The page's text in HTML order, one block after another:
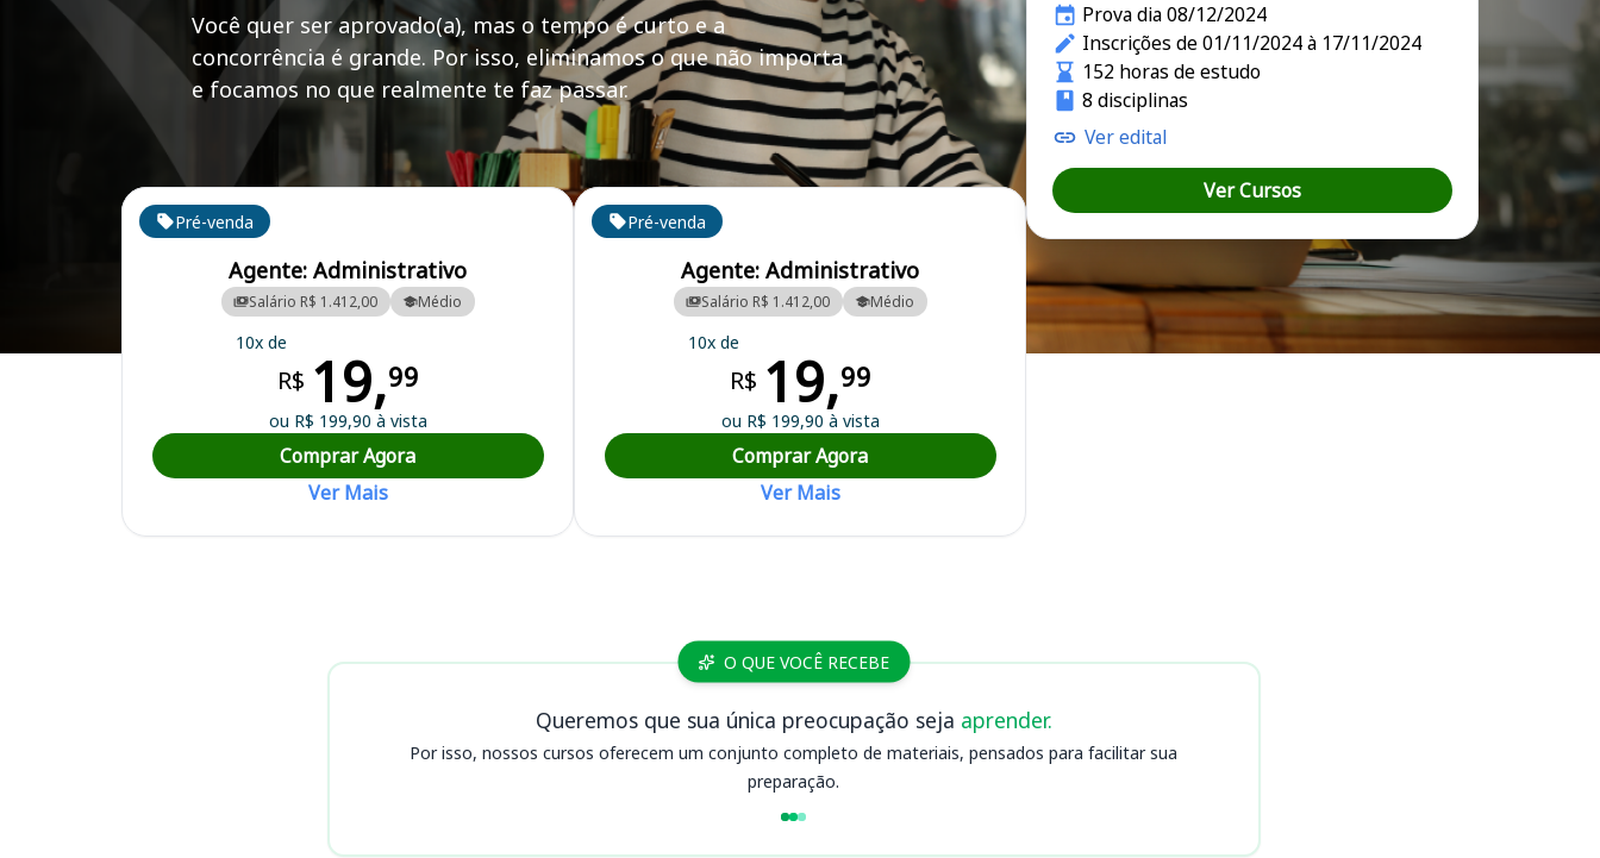
Você quer ser aprovado(a), mas o tempo é curto e a
concorrência é grande. Por isso, eliminamos o que não importa
e focamos no que realmente te faz passar.
Curso Preparatório para o Concurso Jaguaruana/CE - Prefeitura Municipal
Cursos em destaque para passar no concurso
Pré-venda
Agente: Administrativo
Salário R$ 1.412,00 Médio
10x de
R$ 19,99
ou R$ 199,90 à vista
Comprar Agora
Ver Mais
Pré-venda
Agente: Administrativo
Salário R$ 1.412,00 Médio
10x de
R$ 19,99
ou R$ 199,90 à vista
Comprar Agora
Ver Mais
Prova dia 08/12/2024
Inscrições de 01/11/2024 à 17/11/2024
152 horas de estudo
8 disciplinas
Ver edital
Ver Cursos
O QUE VOCÊ RECEBE
Queremos que sua única preocupação seja aprender.
Por isso, nossos cursos oferecem um conjunto completo de materiais, pensados para facilitar sua
preparação.